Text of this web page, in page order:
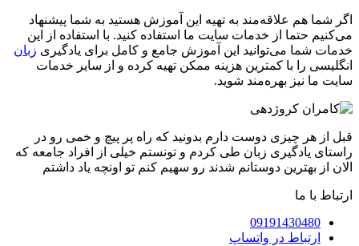
اگر شما هم علاقه‌مند به تهیه این آموزش هستید به شما پیشنهاد
می‌کنیم حتما از خدمات سایت ما استفاده کنید. با استفاده از این
خدمات شما می‌توانید این آموزش جامع و کامل برای یادگیری زبان
انگلیسی را با کمترین هزینه ممکن تهیه کرده و از سایر خدمات
سایت ما نیز بهره‌مند شوید.
قبل از هر چیزی دوست دارم بدونید که راه پر پیچ و خمی رو در
راستای یادگیری زبان طی کردم و تونستم خیلی از افراد جامعه که
الان از بهترین دوستانم شدند رو سهیم کنم تو اونچه یاد داشتم
ارتباط با ما
09191430480
ارتباط در واتساپ